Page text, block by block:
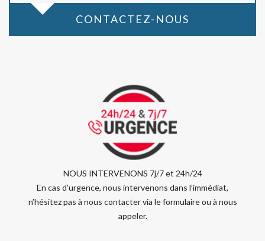
CONTACTEZ-NOUS
NOUS INTERVENONS 7j/7 et 24h/24
En cas d’urgence, nous intervenons dans l’immédiat,
n’hésitez pas à nous contacter via le formulaire ou à nous
appeler.